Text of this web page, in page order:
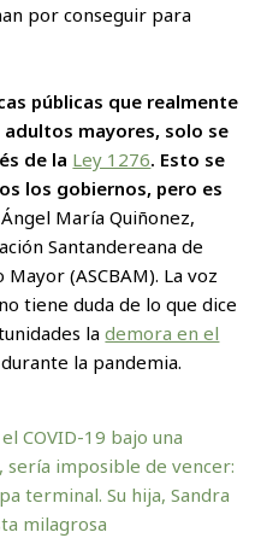
por conseguir para
públicas que realmente
mayores, solo se
de la Ley 1276. Esto se
los gobiernos, pero es
María Quiñonez,
Santandereana de
(ASCBAM). La voz
tiene duda de lo que dice
lademora en el
la pandemia.
COVID-19 bajo una
sería imposible de vencer:
terminal. Su hija, Sandra
milagrosa